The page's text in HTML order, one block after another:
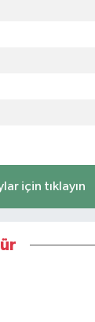
için tıklayın